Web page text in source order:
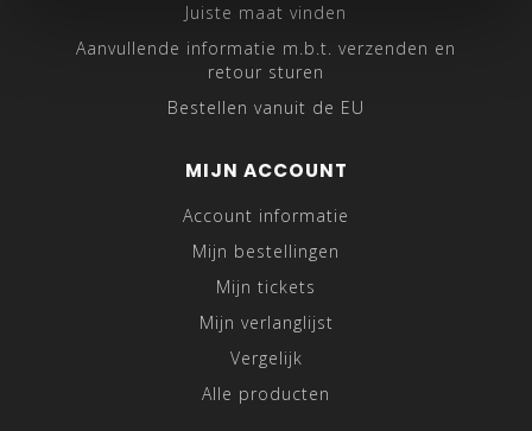
Juiste maat vinden
Aanvullende informatie m.b.t. verzenden en
retour sturen
Bestellen vanuit de EU
MIJN ACCOUNT
Account informatie
Mijn bestellingen
Mijn tickets
Mijn verlanglijst
Vergelijk
Alle producten